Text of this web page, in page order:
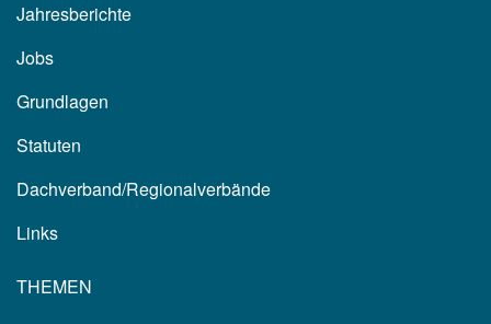
Jahresberichte
Jobs
Grundlagen
Statuten
Dachverband/Regionalverbände
Links
THEMEN